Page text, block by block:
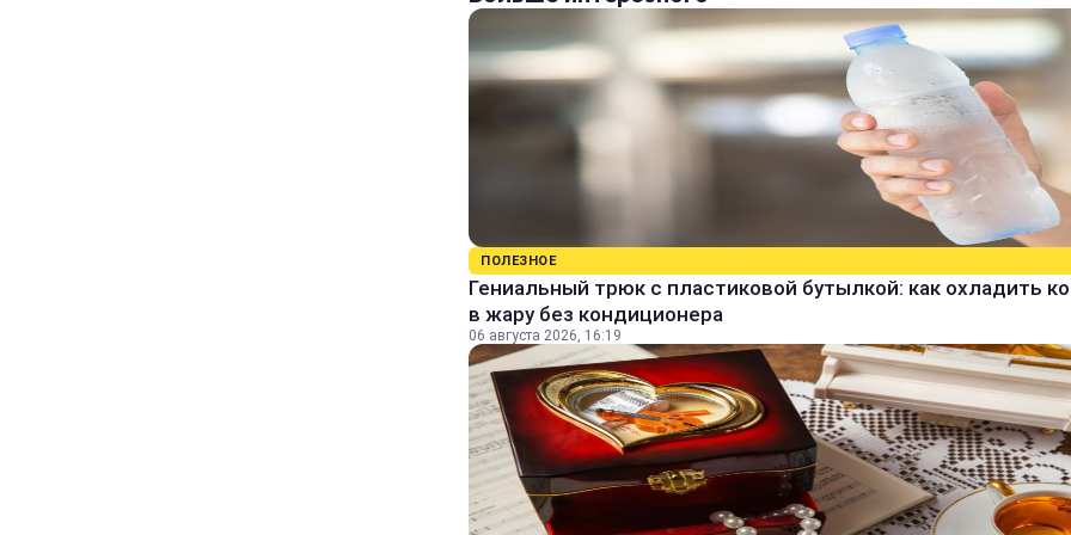
ПОЛЕЗНОЕ
Гениальный трюк с пластиковой бутылкой: как охладить
в жару без кондиционера
06 августа 2026, 16:19